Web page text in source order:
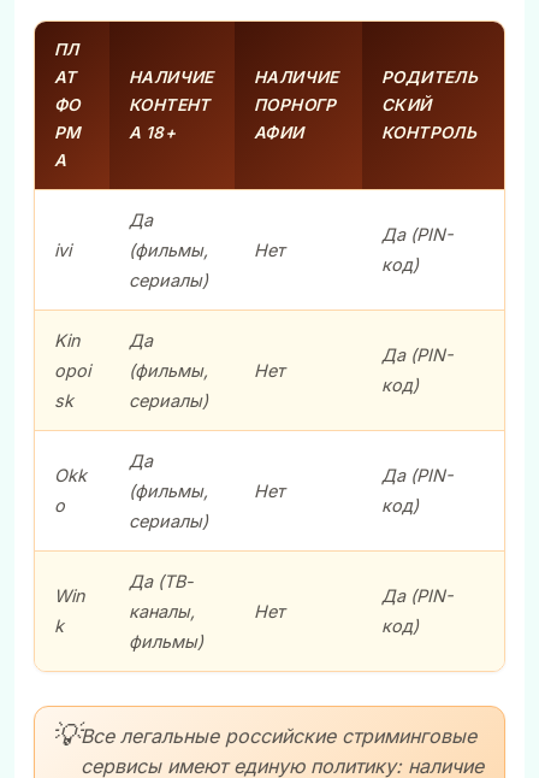
ПЛ
АТ
ФО
РМ
А
НАЛИЧИЕ
КОНТЕНТ
А 18+
НАЛИЧИЕ
ПОРНОГР
АФИИ
РОДИТЕЛЬ
СКИЙ
КОНТРОЛЬ
ivi
Да
(фильмы,
сериалы)
Нет
Да (PIN-
код)
Kin
opoi
sk
Да
(фильмы,
сериалы)
Нет
Да (PIN-
код)
Okk
o
Да
(фильмы,
сериалы)
Нет
Да (PIN-
код)
Win
k
Да (ТВ-
каналы,
фильмы)
Нет
Да (PIN-
код)
💡Все легальные российские стриминговые
сервисы имеют единую политику: наличие